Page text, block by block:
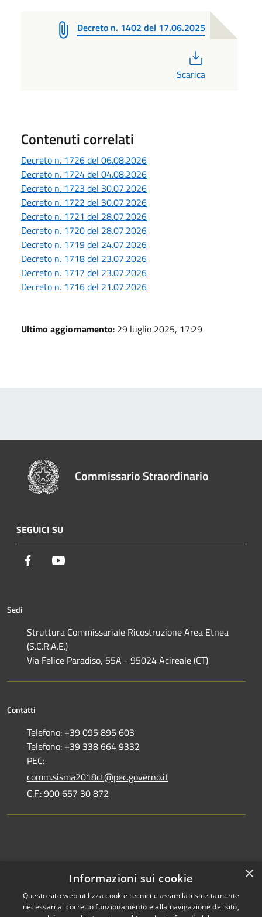
Decreto n. 1402 del 17.06.2025
Scarica
Contenuti correlati
Decreto n. 1726 del 06.08.2026
Decreto n. 1724 del 04.08.2026
Decreto n. 1723 del 30.07.2026
Decreto n. 1722 del 30.07.2026
Decreto n. 1721 del 28.07.2026
Decreto n. 1720 del 28.07.2026
Decreto n. 1719 del 24.07.2026
Decreto n. 1718 del 23.07.2026
Decreto n. 1717 del 23.07.2026
Decreto n. 1716 del 21.07.2026
Ultimo aggiornamento: 29 luglio 2025, 17:29
Commissario Straordinario
SEGUICI SU
Facebook
Sedi
Struttura Commissariale Ricostruzione Area Etnea
(S.C.R.A.E.)
Via Felice Paradiso, 55A - 95024 Acireale (CT)
Contatti
Telefono: +39 095 895 603
Telefono: +39 338 664 9332
PEC:
comm.sisma2018ct@pec.governo.it
C.F.: 900 657 30 872
Dichiarazione di accessibilità
×
Informazioni sui cookie
Questo sito web utilizza cookie tecnici e assimilati strettamente
necessari al corretto funzionamento e alla navigazione del sito,